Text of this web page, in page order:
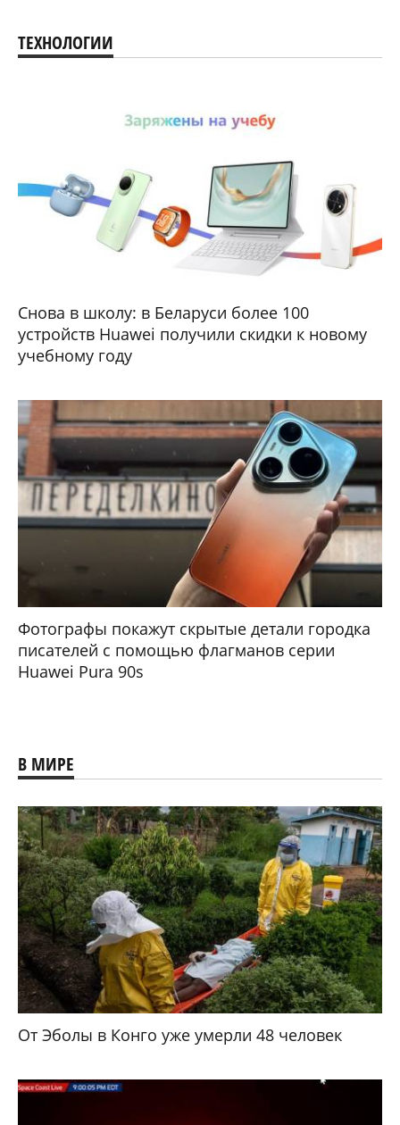
ТЕХНОЛОГИИ
Снова в школу: в Беларуси более 100
устройств Huawei получили скидки к новому
учебному году
Фотографы покажут скрытые детали городка
писателей с помощью флагманов серии
Huawei Pura 90s
В МИРЕ
От Эболы в Конго уже умерли 48 человек